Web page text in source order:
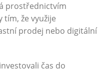
prostřednictvím
tím, že využije
prodej nebo digitální
čas do